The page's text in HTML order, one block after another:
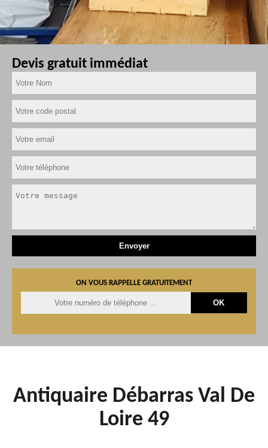
Devis gratuit immédiat
ON VOUS RAPPELLE GRATUITEMENT
Antiquaire Débarras Val De
Loire 49